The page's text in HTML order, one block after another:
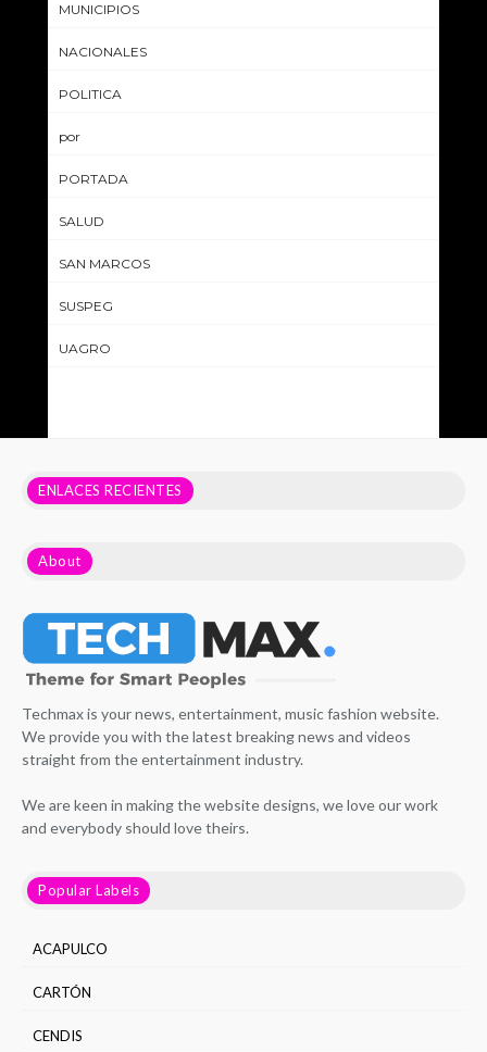
MUNICIPIOS
NACIONALES
POLITICA
por
PORTADA
SALUD
SAN MARCOS
SUSPEG
UAGRO
ENLACES RECIENTES
About
Techmax is your news, entertainment, music fashion website.
We provide you with the latest breaking news and videos
straight from the entertainment industry.
We are keen in making the website designs, we love our work
and everybody should love theirs.
Popular Labels
ACAPULCO
CARTÓN
CENDIS